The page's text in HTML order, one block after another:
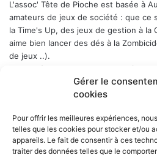
Gérer le
cookies
Pour offrir les meilleures expériences,
telles que les cookies pour stocker et/ou
appareils. Le fait de consentir à ces
traiter des données telles que le
L'assoc' Tête de Pioche est basée à
amateurs de jeux de société : que ce
la Time's Up, des jeux de gestion à la
aime bien lancer des dés à la
de jeux ..).
Les soirées-jeux sont ouvertes à
aux adultes). Elles ont lieu chaque
samedi du mois, puis vendredi, puis
minuit...
La cotisation annuelle est de 10 €
envers les curieux qui viennent une